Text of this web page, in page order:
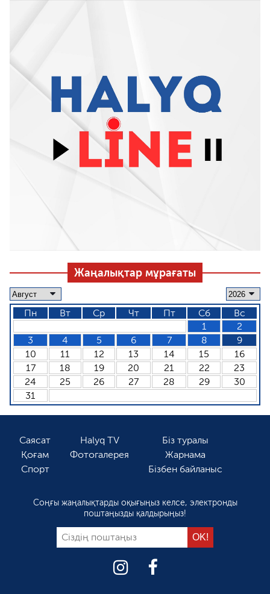
Жаңалықтар мұрағаты
Пн Вт Ср Чт Пт Сб
Вс
1
2
3
4 5 6 7 8
9
10
11 12 13 14 15
16
17
18 19 20 21 22
23
24
25 26 27 28 29
30
31
Саясат
Қоғам
Спорт
Halyq TV
Фотогалерея
Біз туралы
Жарнама
Бізбен байланыс
Соңғы жаңалықтарды оқығыңыз келсе, электронды
поштаңызды қалдырыңыз!